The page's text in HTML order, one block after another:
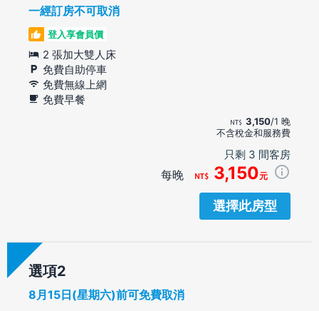
一經訂房不可取消
登入享會員價
2 張加大雙人床
免費自助停車
免費無線上網
免費早餐
3,150/1 晚
不含稅金和服務費
只剩 3 間客房
每晚 3,150元
選擇此房型
選項
8月15日(星期六)前可免費取消